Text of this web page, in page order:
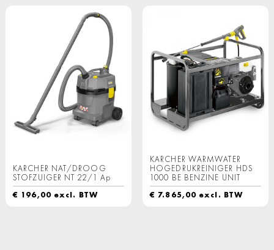
KARCHER NAT/DROOG
STOFZUIGER NT 22/1 Ap
€ 196,00excl. BTW
KARCHER WARMWATER
HOGEDRUKREINIGER HDS
1000 BE BENZINE UNIT
€ 7.865,00 excl. BTW